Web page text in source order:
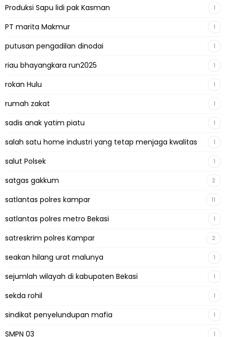
Produksi Sapu lidi pak Kasman 1
PT marita Makmur 1
putusan pengadilan dinodai 1
riau bhayangkara run2025 1
rokan Hulu 1
rumah zakat 1
sadis anak yatim piatu 1
salah satu home industri yang tetap menjaga kwalitas 1
salut Polsek 1
satgas gakkum 2
satlantas polres kampar 11
satlantas polres metro Bekasi 1
satreskrim polres Kampar 2
seakan hilang urat malunya 1
sejumlah wilayah di kabupaten Bekasi 1
sekda rohil 1
sindikat penyelundupan mafia 1
SMPN 03 1